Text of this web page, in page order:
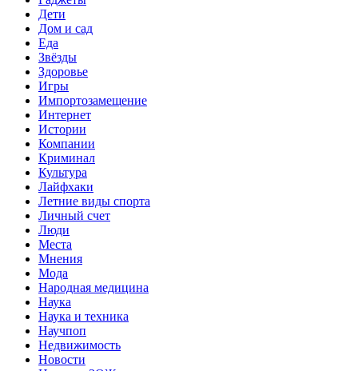
Дети
Дом и сад
Еда
Звёзды
Здоровье
Игры
Импортозамещение
Интернет
Истории
Компании
Криминал
Культура
Лайфхаки
Летние виды спорта
Личный счет
Люди
Места
Мнения
Мода
Народная медицина
Наука
Наука и техника
Научпоп
Недвижимость
Новости